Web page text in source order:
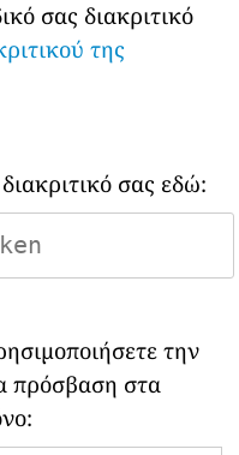
σας διακριτικό
της
σας εδώ:
την
πρόσβαση στα